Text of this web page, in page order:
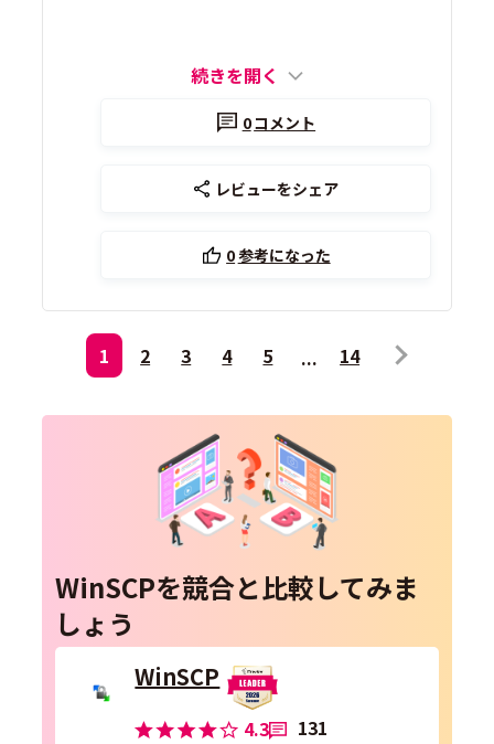
続きを開く
0コメント
レビューをシェア
0参考になった
1 2 3 4 5 14
WinSCPを競合と比較してみま
しょう
WinSCP
4.3 131